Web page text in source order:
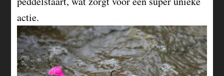
actie.